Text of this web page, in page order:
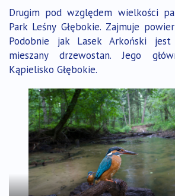
Drugim pod względem wielkości
Park Leśny Głębokie. Zajmuje
Podobnie jak Lasek Arkoński
mieszany drzewostan. Jego
Kąpielisko Głębokie.